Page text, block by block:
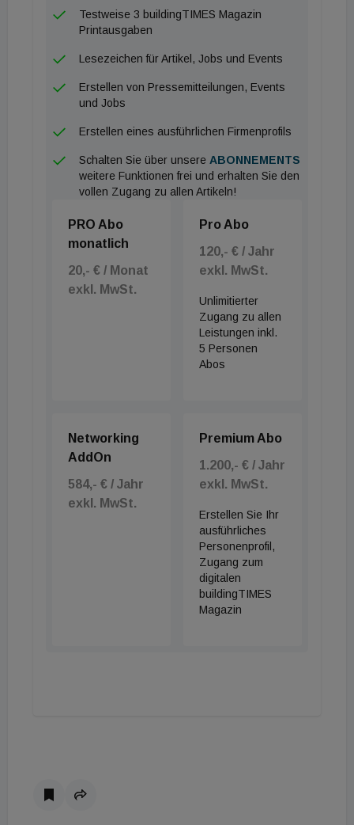
Testweise 3 buildingTIMES Magazin
Printausgaben
Lesezeichen für Artikel, Jobs und Events
Erstellen von Pressemitteilungen, Events
und Jobs
Erstellen eines ausführlichen Firmenprofils
Schalten Sie über unsere ABONNEMENTS
weitere Funktionen frei und erhalten Sie den
vollen Zugang zu allen Artikeln!
PRO Abo
monatlich
20,- € / Monat
exkl. MwSt.
Pro Abo
120,- € / Jahr
exkl. MwSt.
Unlimitierter
Zugang zu allen
Leistungen inkl.
5 Personen
Abos
Networking
AddOn
584,- € / Jahr
exkl. MwSt.
Premium Abo
1.200,- € / Jahr
exkl. MwSt.
Erstellen Sie Ihr
ausführliches
Personenprofil,
Zugang zum
digitalen
buildingTIMES
Magazin